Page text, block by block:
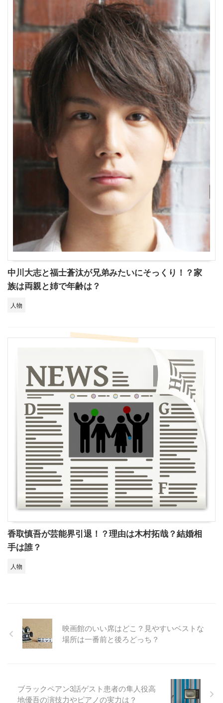
中川大志と福士蒼汰が兄弟みたいにそっくり！？家
族は両親と姉で年齢は？
人物
香取慎吾が芸能界引退！？理由は木村拓哉？結婚相
手は誰？
人物
映画館のいい席はどこ？見やすいベストな
場所は一番前と後ろどっち？
ブラックペアン3話ゲスト患者の隼人役高
地優吾の演技力やピアノの実力は？